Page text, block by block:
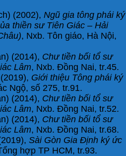
(2002), Ngũ gia tông phái ký
thiền sư Tiên Giác – Hải
, Nxb. Tôn giáo, Hà Nội,
(2014), Chư tiền bối tổ sư
Lâm, Nxb. Đồng Nai, tr.45.
Giới thiệu Tông phái ký
Ngộ, số 275, tr.91.
(2014), Chư tiền bối tổ sư
Lâm, Nxb. Đồng Nai, tr.52.
(2014), Chư tiền bối tổ sư
Lâm, Nxb. Đồng Nai, tr.68.
Sài Gòn Gia Định ký ức
hợp TP HCM, tr.93.